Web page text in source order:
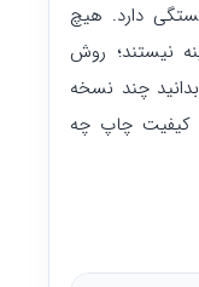
دارد. هیچ
نیستند؛ روش
چند نسخه
کیفیت چاپ چه